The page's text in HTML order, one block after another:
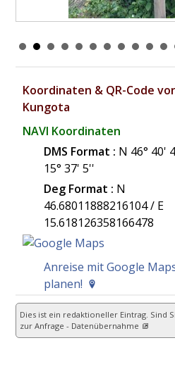
Koordinaten & QR-Code
Kungota
NAVI Koordinaten
DMS Format : N 46° 40'
15° 37' 5''
Deg Format : N
46.68011888216104/ E
15.618126358166478
Anreise mit Google
planen!
Dies ist ein redaktioneller Eintrag. Sind
zur Anfrage - Datenübernahme